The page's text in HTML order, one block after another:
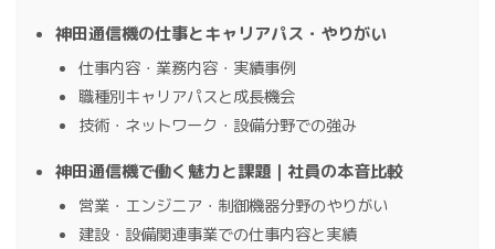
神田通信機の仕事とキャリアパス・やりがい
仕事内容・業務内容・実績事例
職種別キャリアパスと成長機会
技術・ネットワーク・設備分野での強み
神田通信機で働く魅力と課題｜社員の本音比較
営業・エンジニア・制御機器分野のやりがい
建設・設備関連事業での仕事内容と実績